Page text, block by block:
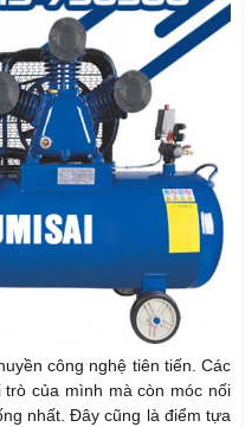
công nghệ tiên tiến. Các
của mình mà còn móc nối
nhất. Đây cũng là điểm tựa